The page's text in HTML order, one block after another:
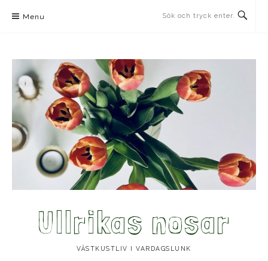
Menu
Ullrikas nosar
VÄSTKUSTLIV I VARDAGSLUNK